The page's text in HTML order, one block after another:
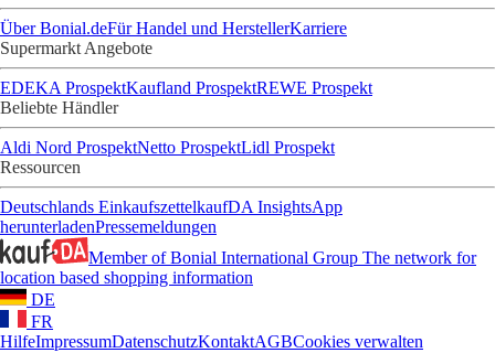
Über Bonial.deFür Handel und HerstellerKarriere
Supermarkt Angebote
EDEKA ProspektKaufland ProspektREWE Prospekt
Beliebte Händler
Aldi Nord ProspektNetto ProspektLidl Prospekt
Ressourcen
Deutschlands EinkaufszettelkaufDA InsightsApp
herunterladenPressemeldungen
Member of Bonial International Group The network for
location based shopping information
DE
FR
HilfeImpressumDatenschutzKontaktAGBCookies verwalten